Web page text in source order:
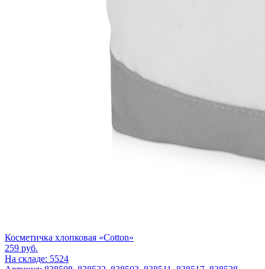
Косметичка хлопковая «Cotton»
259 руб.
На складе: 5524